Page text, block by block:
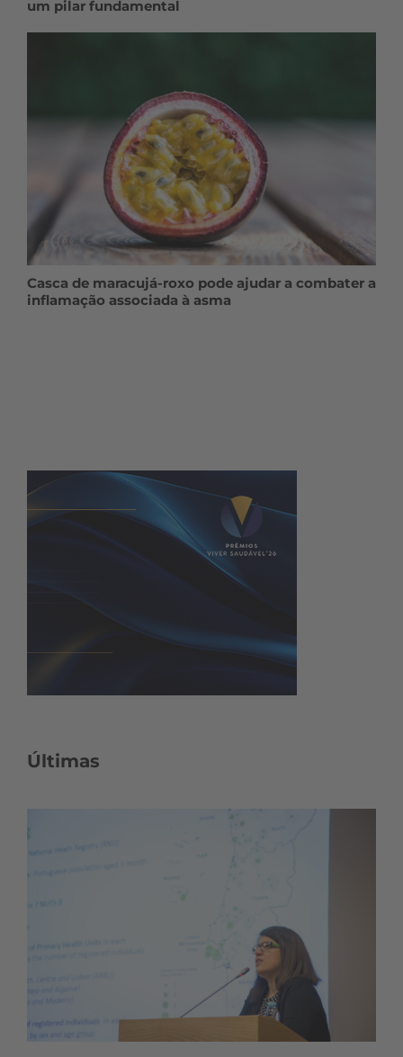
um pilar fundamental
Casca de maracujá-roxo pode ajudar a combater a
inflamação associada à asma
Últimas